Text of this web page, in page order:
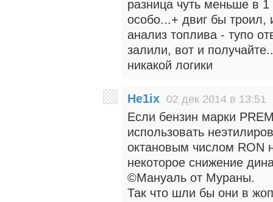
разница чуть меньше в
особо...+ двиг бы троил,
анализ топлива - тупо
залили, вот и
никакой логики
He1ix 02 дек 2014 в 13:51
Если бензин марки
использовать
октановым числом RON
некоторое снижение
©Мануаль от Мураны.
Так что шли бы они в